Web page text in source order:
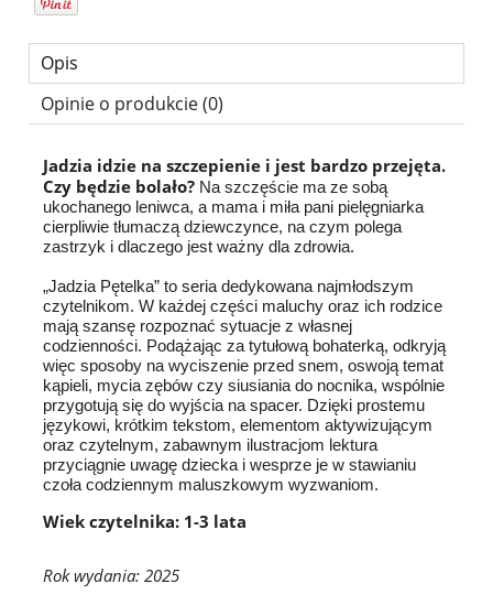
Opis
Opinie o produkcie (0)
Jadzia idzie na szczepienie i jest bardzo przejęta.
Czy będzie bolało? Na szczęście ma ze sobą
ukochanego leniwca, a mama i miła pani pielęgniarka
cierpliwie tłumaczą dziewczynce, na czym polega
zastrzyk i dlaczego jest ważny dla zdrowia.
„Jadzia Pętelka” to seria dedykowana najmłodszym
czytelnikom. W każdej części maluchy oraz ich rodzice
mają szansę rozpoznać sytuacje z własnej
codzienności. Podążając za tytułową bohaterką, odkryją
więc sposoby na wyciszenie przed snem, oswoją temat
kąpieli, mycia zębów czy siusiania do nocnika, wspólnie
przygotują się do wyjścia na spacer. Dzięki prostemu
językowi, krótkim tekstom, elementom aktywizującym
oraz czytelnym, zabawnym ilustracjom lektura
przyciągnie uwagę dziecka i wesprze je w stawianiu
czoła codziennym maluszkowym wyzwaniom.
Wiek czytelnika: 1-3 lata
Rok wydania: 2025